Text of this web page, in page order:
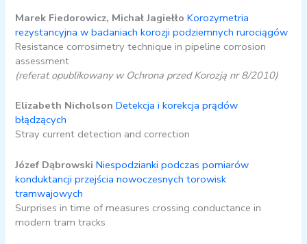
Marek Fiedorowicz, Michał Jagiełło Korozymetria
rezystancyjna w badaniach korozji podziemnych rurociągów
Resistance corrosimetry technique in pipeline corrosion
assessment
(referat opublikowany w Ochrona przed Korozją nr 8/2010)
Elizabeth Nicholson Detekcja i korekcja prądów
błądzących
Stray current detection and correction
Józef Dąbrowski Niespodzianki podczas pomiarów
konduktancji przejścia nowoczesnych torowisk
tramwajowych
Surprises in time of measures crossing conductance in
modern tram tracks